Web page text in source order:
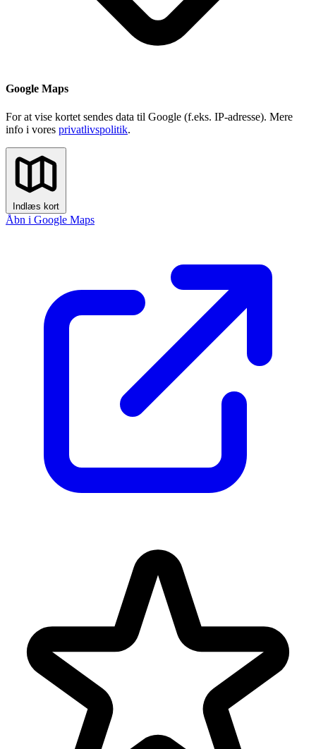
Google Maps
For at vise kortet sendes data til Google (f.eks. IP-adresse). Mere
info i vores privatlivspolitik.
Indlæs kort
Åbn i Google Maps